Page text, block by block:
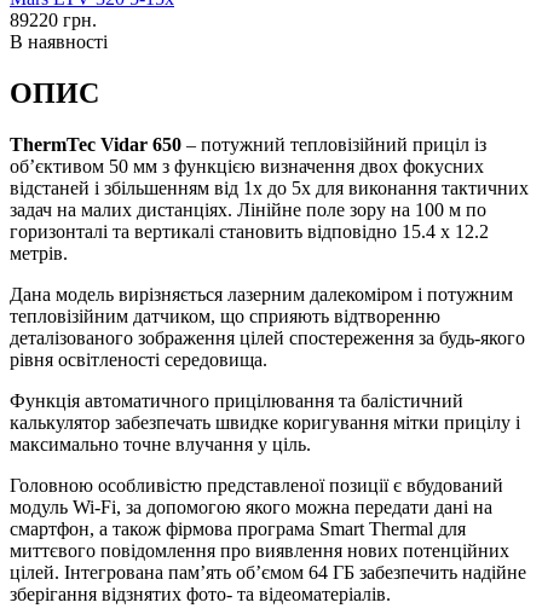
89220 грн.
В наявності
ОПИС
ThermTec Vidar 650 – потужний тепловізійний приціл із
обʼєктивом 50 мм з функцією визначення двох фокусних
відстаней і збільшенням від 1х до 5х для виконання тактичних
задач на малих дистанціях. Лінійне поле зору на 100 м по
горизонталі та вертикалі становить відповідно 15.4 x 12.2
метрів.
Дана модель вирізняється лазерним далекоміром і потужним
тепловізійним датчиком, що сприяють відтворенню
деталізованого зображення цілей спостереження за будь-якого
рівня освітленості середовища.
Функція автоматичного прицілювання та балістичний
калькулятор забезпечать швидке коригування мітки прицілу і
максимально точне влучання у ціль.
Головною особливістю представленої позиції є вбудований
модуль Wi-Fi, за допомогою якого можна передати дані на
смартфон, а також фірмова програма Smart Thermal для
миттєвого повідомлення про виявлення нових потенційних
цілей. Інтегрована памʼять обʼємом 64 ГБ забезпечить надійне
зберігання відзнятих фото- та відеоматеріалів.